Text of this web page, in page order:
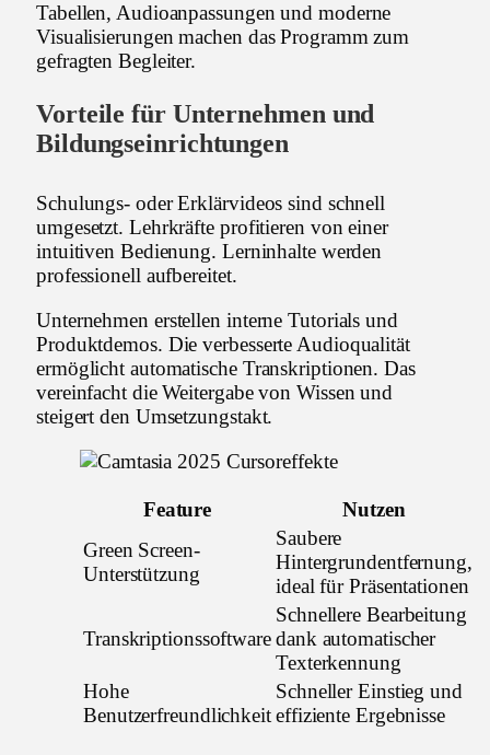
Tabellen, Audioanpassungen und moderne
Visualisierungen machen das Programm zum
gefragten Begleiter.
Vorteile für Unternehmen und
Bildungseinrichtungen
Schulungs- oder Erklärvideos sind schnell
umgesetzt. Lehrkräfte profitieren von einer
intuitiven Bedienung. Lerninhalte werden
professionell aufbereitet.
Unternehmen erstellen interne Tutorials und
Produktdemos. Die verbesserte Audioqualität
ermöglicht automatische Transkriptionen. Das
vereinfacht die Weitergabe von Wissen und
steigert den Umsetzungstakt.
Feature
Nutzen
Green Screen-
Unterstützung
Saubere
Hintergrundentfernung,
ideal für Präsentationen
Transkriptionssoftware
Schnellere Bearbeitung
dank automatischer
Texterkennung
Hohe
Benutzerfreundlichkeit
Schneller Einstieg und
effiziente Ergebnisse